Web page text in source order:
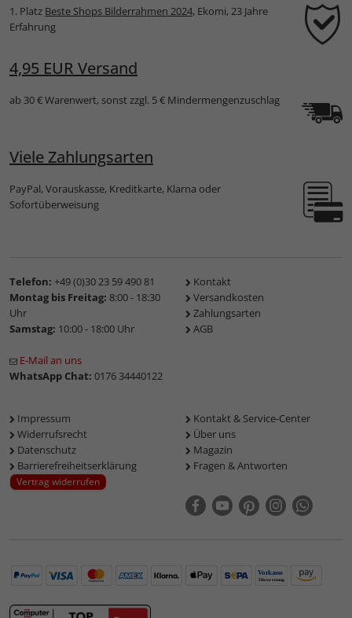
1. Platz Beste Shops Bilderrahmen 2024, Ekomi, 23 Jahre
Erfahrung
4,95 EUR Versand
ab 30 € Warenwert, sonst zzgl. 5 € Mindermengenzuschlag
Viele Zahlungsarten
PayPal, Vorauskasse, Kreditkarte, Klarna oder
Sofortüberweisung
Telefon: +49 (0)30 23 59 490 81
Montag bis Freitag: 8:00 - 18:30
Uhr
Samstag: 10:00 - 18:00 Uhr
E-Mail an uns
WhatsApp Chat: 0176 34440122
Kontakt
Versandkosten
Zahlungsarten
AGB
Impressum
Widerrufsrecht
Datenschutz
Barrierefreiheitserklärung
Vertrag widerrufen
Kontakt & Service-Center
Über uns
Magazin
Fragen & Antworten